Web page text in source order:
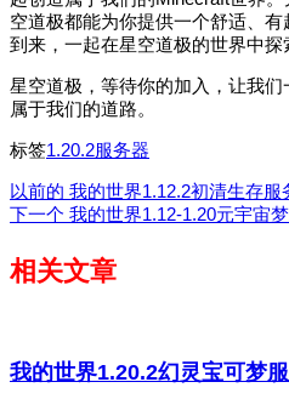
空道极都能为你提供一个舒适、
到来，一起在星空道极的世界中探
星空道极，等待你的加入，让我
属于我们的道路。
标签1.20.2服务器
以前的 我的世界1.12.2初清生存服
下一个 我的世界1.12-1.20元宇宙
相关文章
我的世界1.20.2幻灵宝可梦